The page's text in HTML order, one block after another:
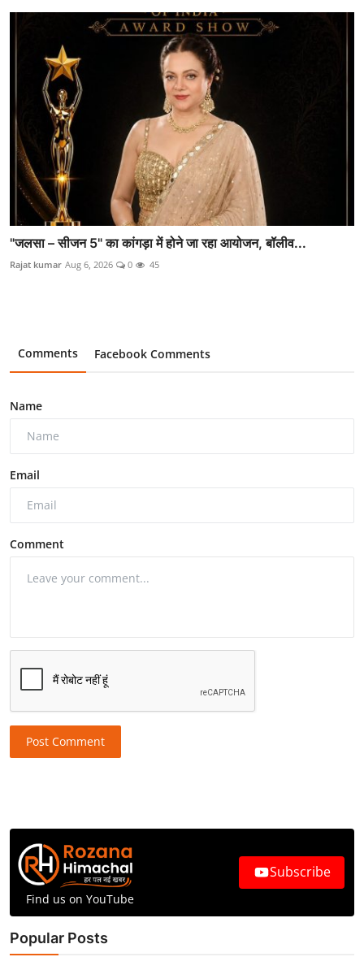
"जलसा – सीजन 5" का कांगड़ा में होने जा रहा आयोजन, बॉलीव...
Rajat kumar Aug 6, 2026 0 45
Comments Facebook Comments
Name
Email
Comment
Post Comment
Find us on YouTube
Subscribe
Popular Posts